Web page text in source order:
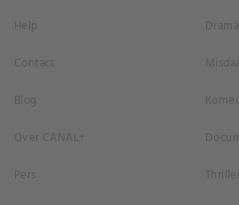
Help
Contact
Blog
Over CANAL+
Pers
Drama